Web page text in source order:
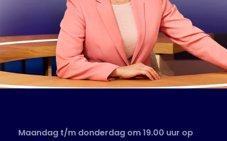
Maandag t/m donderdag om 19.00 uur op